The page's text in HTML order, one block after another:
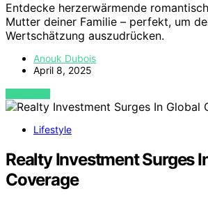
Entdecke herzerwärmende
Mutter deiner Familie – perfekt, um
Wertschätzung auszudrücken.
Anouk Dubois
April 8, 2025
VIEW POST
Lifestyle
Realty Investment Surges
Coverage